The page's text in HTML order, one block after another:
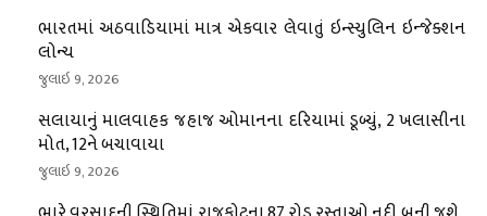
ભારતમાં અઠવાડિયામાં માત્ર એકવાર લેવાતું ઇન્સ્યુલિન ઇન્જેક્શન
લોન્ચ
જુલાઇ 9, 2026
સલાયાનું માલવાહક જહાજ ઓમાનના દરિયામાં ડૂબ્યું, 2 ખલાસીના
મોત, 12ને બચાવાયા
જુલાઇ 9, 2026